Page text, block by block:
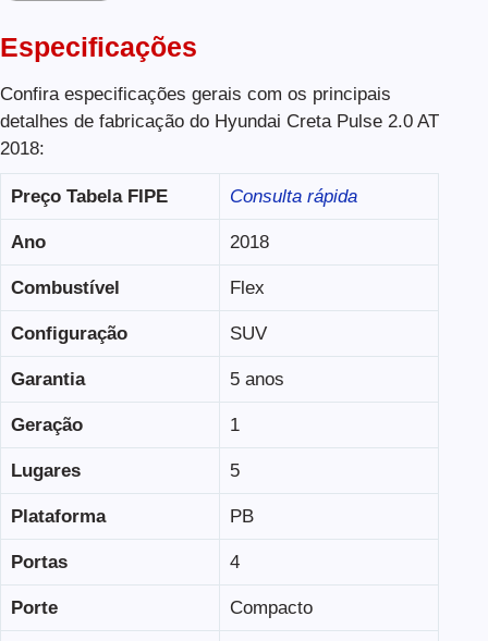
Especificações
Confira especificações gerais com os principais
detalhes de fabricação do Hyundai Creta Pulse 2.0 AT
2018:
Preço Tabela FIPE Consulta rápida
Ano 2018
Combustível Flex
Configuração SUV
Garantia 5 anos
Geração 1
Lugares 5
Plataforma PB
Portas 4
Porte Compacto